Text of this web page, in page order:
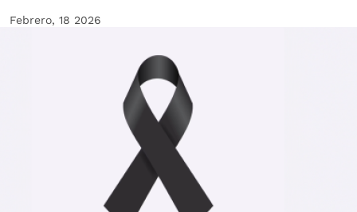
Fecha de creación
Febrero, 18 2026